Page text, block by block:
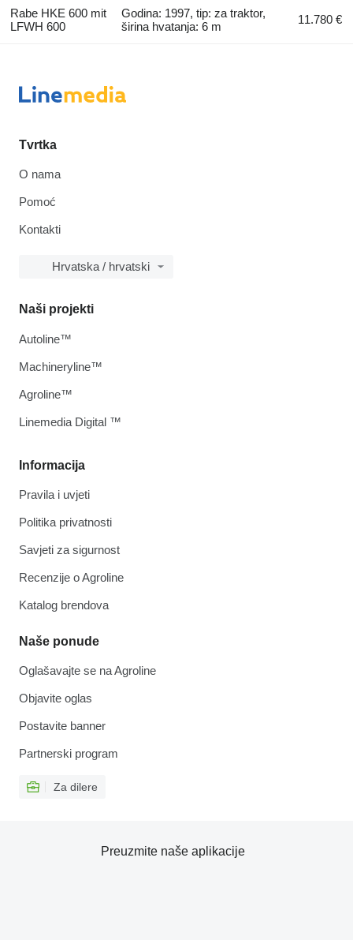
Rabe HKE 600 mit
LFWH 600
Godina: 1997, tip: za traktor,
širina hvatanja: 6 m
11.780 €
Tvrtka
O nama
Pomoć
Kontakti
Hrvatska / hrvatski
Informacija
Pravila i uvjeti
Politika privatnosti
Savjeti za sigurnost
Recenzije o Agroline
Katalog brendova
Naše ponude
Oglašavajte se na Agroline
Objavite oglas
Postavite banner
Partnerski program
Za dilere
Naši projekti
Autoline™
Machineryline™
Agroline™
Linemedia Digital ™
Preuzmite naše aplikacije